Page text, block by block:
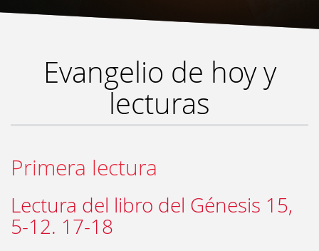
Evangelio de hoy y
lecturas
Primera lectura
Lectura del libro del Génesis 15,
5-12. 17-18